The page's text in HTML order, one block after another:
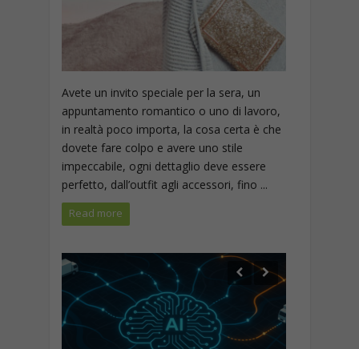
Avete un invito speciale per la sera, un
appuntamento romantico o uno di lavoro,
in realtà poco importa, la cosa certa è che
dovete fare colpo e avere uno stile
impeccabile, ogni dettaglio deve essere
perfetto, dall’outfit agli accessori, fino ...
Read more